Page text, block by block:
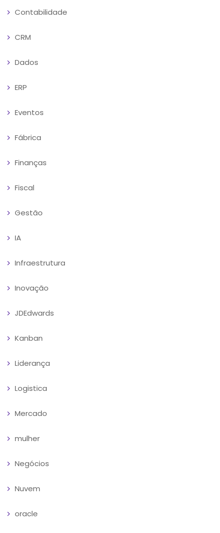
Contabilidade
CRM
Dados
ERP
Eventos
Fábrica
Finanças
Fiscal
Gestão
IA
Infraestrutura
Inovação
JDEdwards
Kanban
Liderança
Logistica
Mercado
mulher
Negócios
Nuvem
oracle